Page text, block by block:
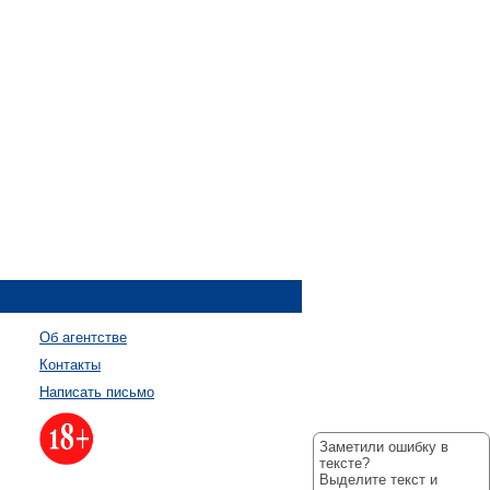
Об агентстве
Контакты
Написать письмо
Заметили ошибку в
тексте?
Выделите текст и